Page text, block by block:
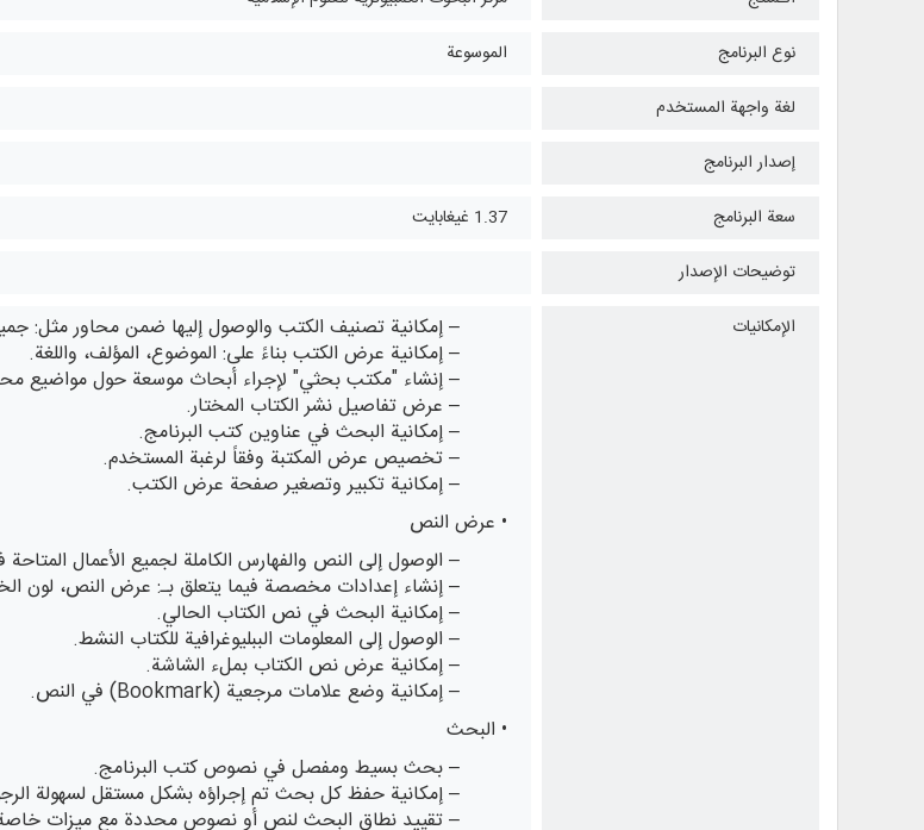
نوع البرنامج
الموسوعة
لغة واجهة المستخدم
إصدار البرنامج
سعة البرنامج
1.37 غيغابايت
توضيحات الإصدار
الإمكانيات
– إمكانية تصنيف الكتب والوصول إليها ضمن محاور مثل:
– إمكانية عرض الكتب بناءً على: الموضوع، المؤلف، واللغة.
– إنشاء "مكتب بحثي" لإجراء أبحاث موسعة حول مواضيع
– عرض تفاصيل نشر الكتاب المختار.
– إمكانية البحث في عناوين كتب البرنامج.
– تخصيص عرض المكتبة وفقاً لرغبة المستخدم.
– إمكانية تكبير وتصغير صفحة عرض الكتب.
• عرض النص
– الوصول إلى النص والفهارس الكاملة لجميع الأعمال المتاحة
– إنشاء إعدادات مخصصة فيما يتعلق بـ: عرض النص، لون
– إمكانية البحث في نص الكتاب الحالي.
– الوصول إلى المعلومات الببليوغرافية للكتاب النشط.
– إمكانية عرض نص الكتاب بملء الشاشة.
– إمكانية وضع علامات مرجعية (Bookmark) في النص.
• البحث
– بحث بسيط ومفصل في نصوص كتب البرنامج.
– إمكانية حفظ كل بحث تم إجراؤه بشكل مستقل لسهولة
– تقييد نطاق البحث لنص أو نصوص محددة مع ميزات